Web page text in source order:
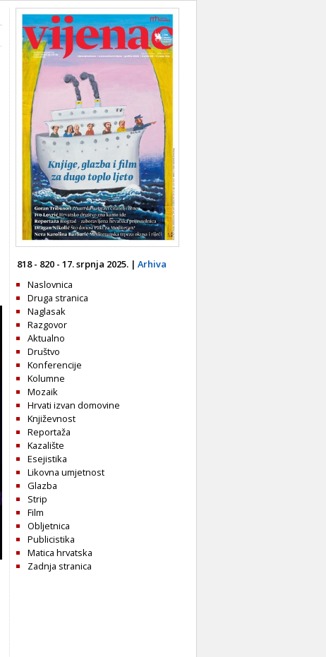
818 - 820 - 17. srpnja 2025. | Arhiva
Naslovnica
Druga stranica
Naglasak
Razgovor
Aktualno
Društvo
Konferencije
Kolumne
Mozaik
Hrvati izvan domovine
Književnost
Reportaža
Kazalište
Esejistika
Likovna umjetnost
Glazba
Strip
Film
Obljetnica
Publicistika
Matica hrvatska
Zadnja stranica